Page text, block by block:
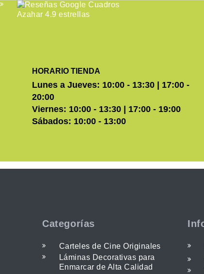
HORARIO TIENDA
Lunes a Jueves: 10:00 - 13:30 | 17:00 -
20:00
Viernes: 10:00 - 13:30 | 17:00 - 19:00
Sábados: 10:00 - 13:00
Categorías
Carteles de Cine Originales
Láminas Decorativas para
Enmarcar de Alta Calidad